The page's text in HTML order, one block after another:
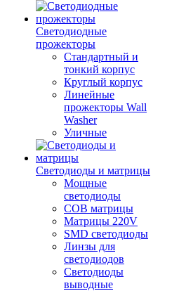
Светодиодные
прожекторы
Стандартный и
тонкий корпус
Круглый корпус
Линейные
прожекторы Wall
Washer
Уличные
Светодиоды и матрицы
Мощные
светодиоды
COB матрицы
Матрицы 220V
SMD светодиоды
Линзы для
светодиодов
Светодиоды
выводные